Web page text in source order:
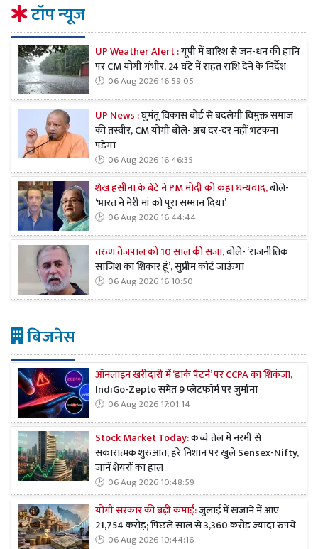
टॉप न्यूज
UP Weather Alert :यूपी में बारिश से जन-धन की हानि
पर CM योगी गंभीर, 24 घंटे में राहत राशि देने के निर्देश
06 Aug 2026 16:59:05
UP News :घुमंतू विकास बोर्ड से बदलेगी विमुक्त समाज
की तस्वीर, CM योगी बोले- अब दर-दर नहीं भटकना
पड़ेगा
06 Aug 2026 16:46:35
शेख हसीना के बेटे ने PM मोदी को कहा धन्यवाद,बोले-
‘भारत ने मेरी मां को पूरा सम्मान दिया’
06 Aug 2026 16:44:44
तरुण तेजपाल को 10 साल की सजा,बोले- ‘राजनीतिक
साजिश का शिकार हूं’, सुप्रीम कोर्ट जाऊंगा
06 Aug 2026 16:10:50
बिजनेस
ऑनलाइन खरीदारी में ‘डार्क पैटर्न’ पर CCPA का शिकंजा,
IndiGo-Zepto समेत 9 प्लेटफॉर्म पर जुर्माना
06 Aug 2026 17:01:14
Stock Market Today:कच्चे तेल में नरमी से
सकारात्मक शुरुआत, हरे निशान पर खुले Sensex-Nifty,
जानें शेयरों का हाल
06 Aug 2026 10:48:59
योगी सरकार की बढ़ी कमाई:जुलाई में खजाने में आए
21,754 करोड़; पिछले साल से 3,360 करोड़ ज्यादा रुपये
06 Aug 2026 10:44:16